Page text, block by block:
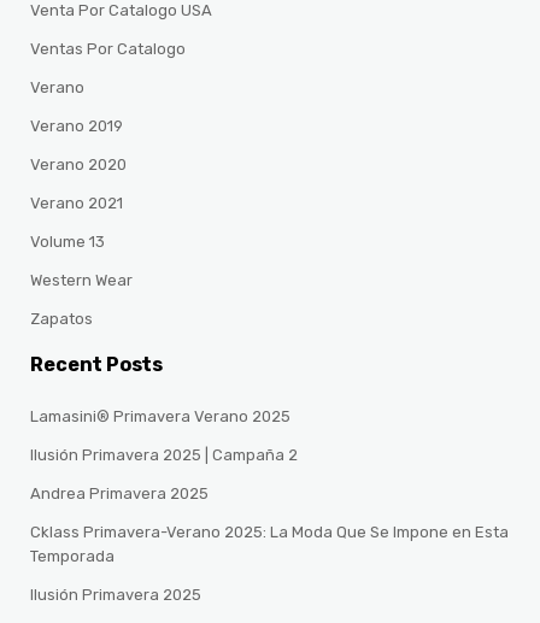
Venta Por Catalogo USA
Ventas Por Catalogo
Verano
Verano 2019
Verano 2020
Verano 2021
Volume 13
Western Wear
Zapatos
Recent Posts
Lamasini® Primavera Verano 2025
Ilusión Primavera 2025 | Campaña 2
Andrea Primavera 2025
Cklass Primavera-Verano 2025: La Moda Que Se Impone en Esta
Temporada
Ilusión Primavera 2025